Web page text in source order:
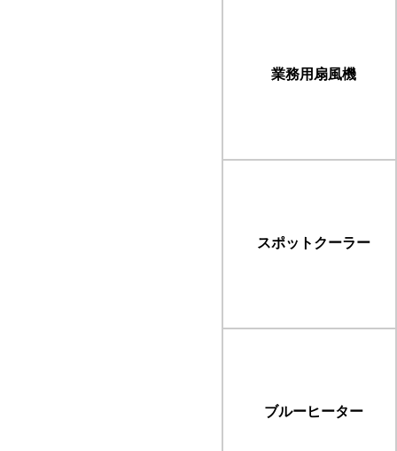
業務用扇風機
スポットクーラー
ブルーヒーター